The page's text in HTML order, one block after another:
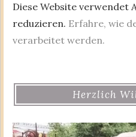
Diese Website verwendet
reduzieren. Erfahre, wie
verarbeitet werden.
Herzlich